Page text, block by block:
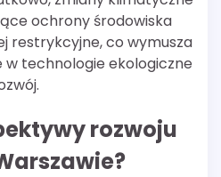
ochrony środowiska
restrykcyjne, co wymusza
technologie ekologiczne
rozwoju